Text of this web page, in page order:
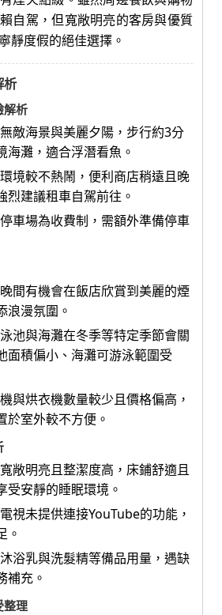
自駕，但寬敞明亮的客房與優質
靜度假的絕佳選擇。
析
解析
敵海景與美麗夕陽，步行約3分
海灘，適合浮潛看魚。
境較不熱鬧，便利商店稍遠且晚
烈建議租車自駕前往。
車場為收費制，需額外準備停車
間有機會在飯店欣賞到美麗的煙
浪漫氛圍。
池與海灘在冬季等特定季節會關
面積偏小、海灘可游泳範圍受
與烘衣機數量較少且價格偏高，
於室外較不方便。
敞明亮且整潔度高，床鋪舒適且
受安靜的睡眠環境。
視未提供連接YouTube的功能，
。
浴乳與洗髮精等備品用量，遇缺
補充。
整理